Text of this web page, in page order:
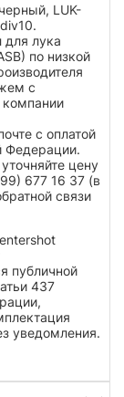
LUK-
для лука
по низкой
с
компании
с оплатой
Федерации.
цену
677 16 37 (в
связи
публичной
437
уведомления.